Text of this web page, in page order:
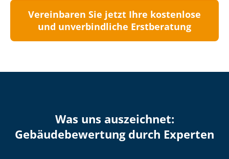
Vereinbaren Sie jetzt Ihre kostenlose
und unverbindliche Erstberatung
Was uns auszeichnet:
Ge­bäu­de­be­wer­tung durch Experten